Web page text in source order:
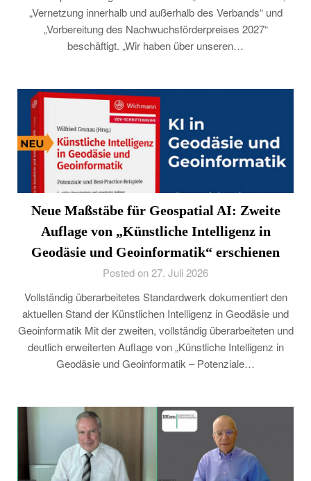
„Vernetzung innerhalb und außerhalb des Verbands“ und
„Vorbereitung des Nachwuchsförderpreises 2027“
beschäftigt. „Wir haben über unseren…
Neue Maßstäbe für Geospatial AI: Zweite
Auflage von „Künstliche Intelligenz in
Geodäsie und Geoinformatik“ erschienen
Posted on 27. Juli 2026
Vollständig überarbeitetes Standardwerk dokumentiert den
aktuellen Stand der Künstlichen Intelligenz in Geodäsie und
Geoinformatik Mit der zweiten, vollständig überarbeiteten und
deutlich erweiterten Auflage von „Künstliche Intelligenz in
Geodäsie und Geoinformatik – Potenziale…